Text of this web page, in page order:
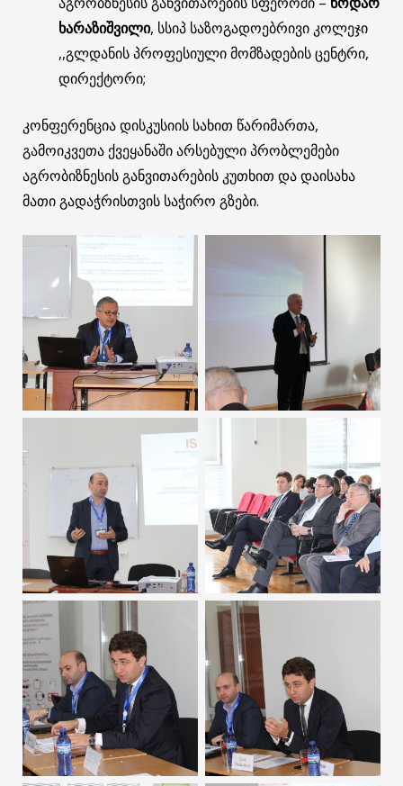
ხარაზიშვილი, სსიპ საზოგადოებრივი კოლეჯი
,,გლდანის პროფესიული მომზადების ცენტრი,
დირექტორი;
კონფერენცია დისკუსიის სახით წარიმართა,
გამოიკვეთა ქვეყანაში არსებული პრობლემები
აგრობიზნესის განვითარების კუთხით და დაისახა
მათი გადაჭრისთვის საჭირო გზები.